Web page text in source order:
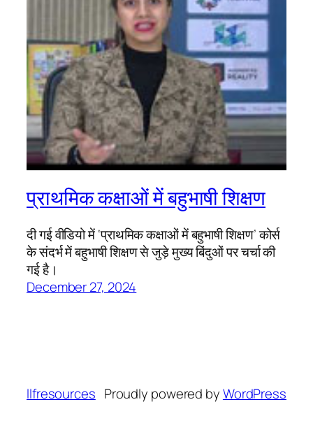
प्राथमिक कक्षाओं में बहुभाषी शिक्षण
दी गई वीडियो में ‘प्राथमिक कक्षाओं में बहुभाषी शिक्षण’ कोर्स
के संदर्भ में बहुभाषी शिक्षण से जुड़े मुख्य बिंदुओं पर चर्चा की
गई है।
December 27, 2024
llfresources Proudly powered byWordPress